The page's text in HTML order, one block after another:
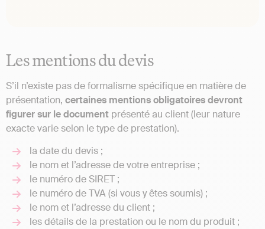
Les mentions du devis
S’il n’existe pas de formalisme spécifique en matière de
présentation, certaines mentions obligatoires devront
figurer sur le document présenté au client (leur nature
exacte varie selon le type de prestation).
la date du devis ;
le nom et l’adresse de votre entreprise ;
le numéro de SIRET ;
le numéro de TVA (si vous y êtes soumis) ;
le nom et l’adresse du client ;
les détails de la prestation ou le nom du produit ;